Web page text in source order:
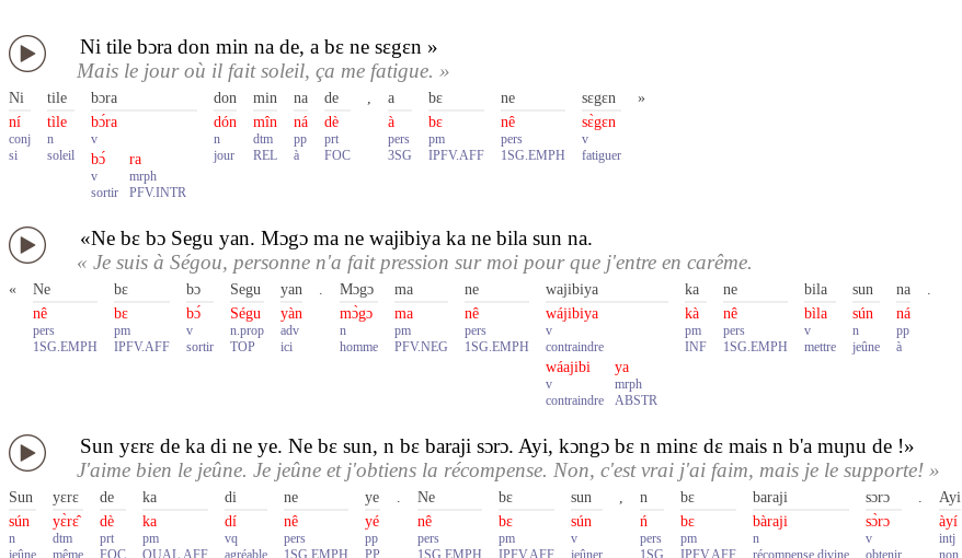
Ni tile bɔra don min na de, a bɛ ne sɛgɛn »
Mais le jour où il fait soleil, ça me fatigue. »
Ni
ní
conj
si
tile
tìle
n
soleil
bɔra
bɔ́ra
v
bɔ́
v
sortir
ra
mrph
PFV.INTR
don
dón
n
jour
min
mîn
dtm
REL
na
ná
pp
à
de
dè
prt
FOC
,
a
à
pers
3SG
bɛ
bɛ
pm
IPFV.AFF
ne
nê
pers
1SG.EMPH
sɛgɛn
sɛ̀gɛn
v
fatiguer
»
«Ne bɛ bɔ Segu yan. Mɔgɔ ma ne wajibiya ka ne bila sun na.
« Je suis à Ségou, personne n'a fait pression sur moi pour que j'entre en carême.
«
Ne
nê
pers
1SG.EMPH
bɛ
bɛ
pm
IPFV.AFF
bɔ
bɔ́
v
sortir
Segu
Ségu
n.prop
TOP
yan
yàn
adv
ici
.
Mɔgɔ
mɔ̀gɔ
n
homme
ma
ma
pm
PFV.NEG
ne
nê
pers
1SG.EMPH
wajibiya
wájibiya
v
contraindre
wáajibi
v
contraindre
ya
mrph
ABSTR
ka
kà
pm
INF
ne
nê
pers
1SG.EMPH
bila
bìla
v
mettre
sun
sún
n
jeûne
na
ná
pp
à
.
Sun yɛrɛ de ka di ne ye. Ne bɛ sun, n bɛ baraji sɔrɔ. Ayi, kɔngɔ bɛ n minɛ dɛ mais n b'a muɲu de !»
J'aime bien le jeûne. Je jeûne et j'obtiens la récompense. Non, c'est vrai j'ai faim, mais je le supporte! »
Sun
sún
n
jeûne
yɛrɛ
yɛ̀rɛ̂
dtm
même
de
dè
prt
FOC
ka
ka
pm
QUAL.AFF
di
dí
vq
agréable
ne
nê
pers
1SG.EMPH
ye
yé
pp
PP
.
Ne
nê
pers
1SG.EMPH
bɛ
bɛ
pm
IPFV.AFF
sun
sún
v
jeûner
,
n
ń
pers
1SG
bɛ
bɛ
pm
IPFV.AFF
baraji
bàraji
n
récompense.divine
sɔrɔ
sɔ̀rɔ
v
obtenir
.
Ayi
àyí
intj
non